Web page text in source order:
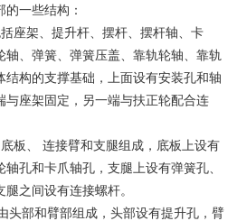
一些结构：
座架、提升杆、摆杆、摆杆轴、卡
轴、弹簧、弹簧压盖、靠轨轮轴、靠轨
构的支撑基础，上面设有安装孔和轴
与座架固定，另一端与扶正轮配合连
板、 连接臂和支腿组成，底板上设有
孔和卡爪轴孔，支腿上设有弹簧孔、
腿之间设有连接螺杆。
头部和臂部组成，头部设有提升孔，臂